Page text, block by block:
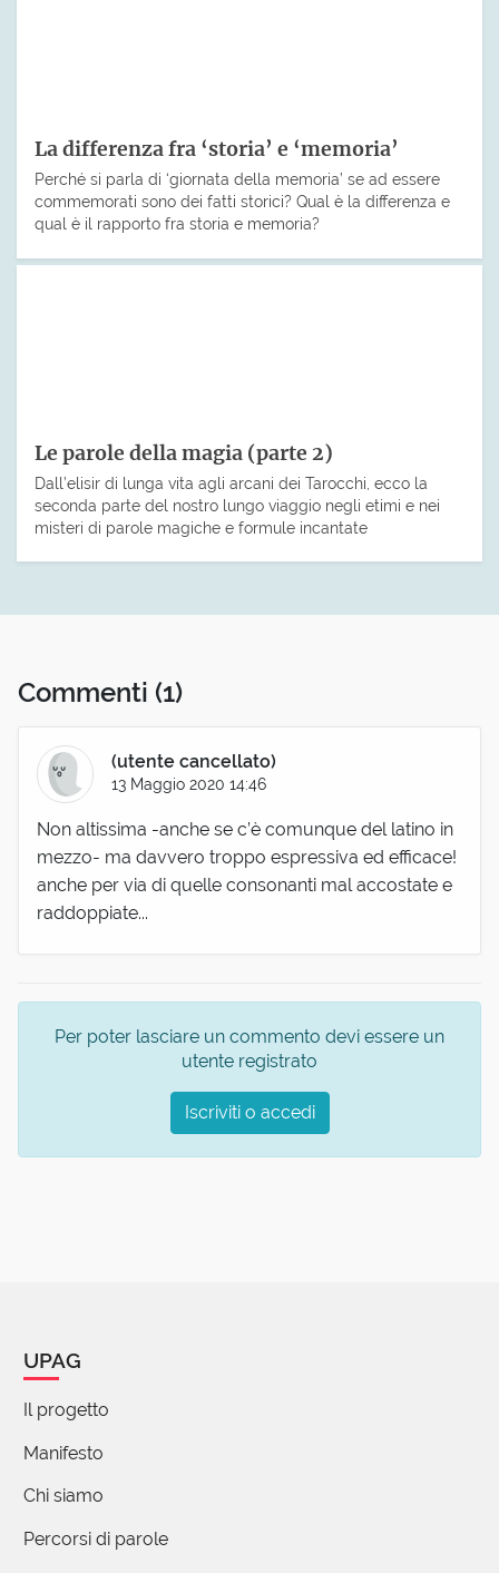
La differenza fra ‘storia’ e ‘memoria’
Perché si parla di ‘giornata della memoria’ se ad essere
commemorati sono dei fatti storici? Qual è la differenza e
qual è il rapporto fra storia e memoria?
Le parole della magia (parte 2)
Dall’elisir di lunga vita agli arcani dei Tarocchi, ecco la
seconda parte del nostro lungo viaggio negli etimi e nei
misteri di parole magiche e formule incantate
Commenti (1)
(utente cancellato)
13 Maggio 2020 14:46
Non altissima -anche se c’è comunque del latino in
mezzo- ma davvero troppo espressiva ed efficace!
anche per via di quelle consonanti mal accostate e
raddoppiate...
Per poter lasciare un commento devi essere un
utente registrato
Iscriviti o accedi
UPAG
Il progetto
Manifesto
Chi siamo
Percorsi di parole